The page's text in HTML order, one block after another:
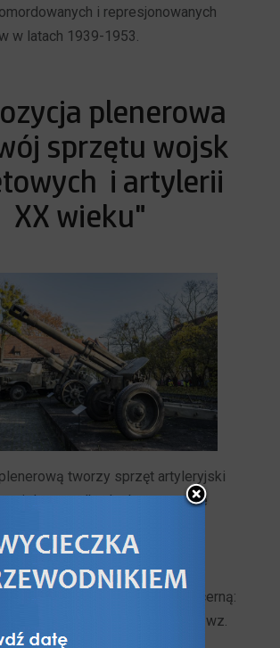
i represjonowanych
w latach 1939-1953.
plenerowa
sprzętu wojsk
i artylerii
XX wieku"
tworzy sprzęt artyleryjski
wielu wypadkach eksponaty nie
polskich muzeach
np. pełen komplet sprzętu
203 mm armata Pion.
mogą poznać broń przeciwpancerną:
wz. 1943 ZIS-2,76 mm armatę wz.